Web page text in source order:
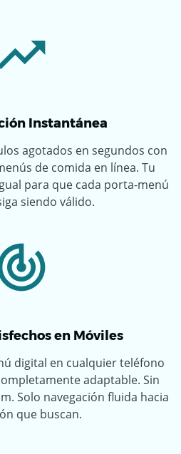
Instantánea
agotados en segundos con
de comida en línea. Tu
para que cada porta-menú
siendo válido.
en Móviles
digital en cualquier teléfono
adaptable. Sin
Solo navegación fluida hacia
que buscan.